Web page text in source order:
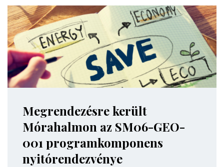
Megrendezésre került
Mórahalmon az SM06-GEO-
001 programkomponens
nyitórendezvénye